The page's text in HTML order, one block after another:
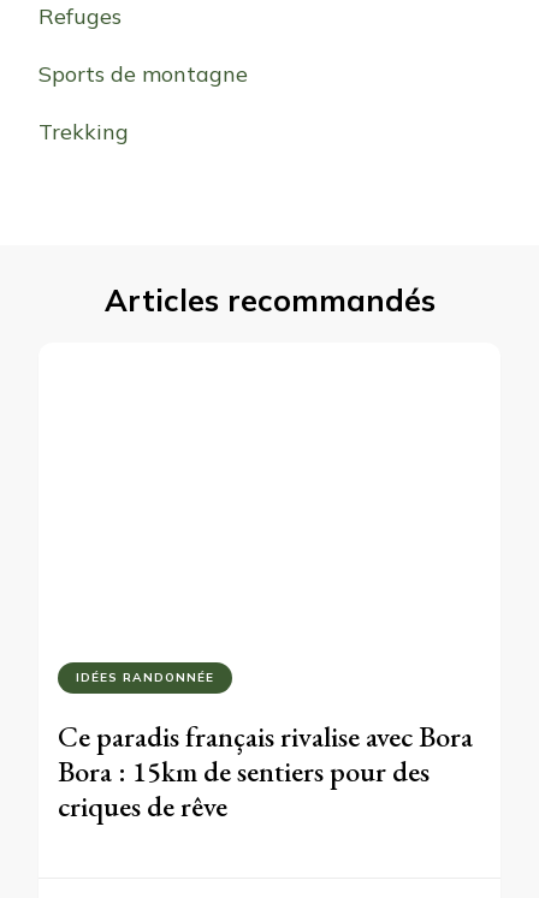
Refuges
Sports de montagne
Trekking
Articles recommandés
IDÉES RANDONNÉE
Ce paradis français rivalise avec Bora
Bora : 15km de sentiers pour des
criques de rêve